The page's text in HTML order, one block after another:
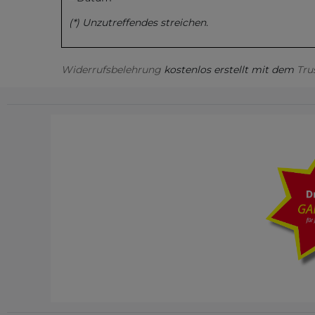
(*) Unzutreffendes streichen.
Widerrufsbelehrung kostenlos erstellt mit dem